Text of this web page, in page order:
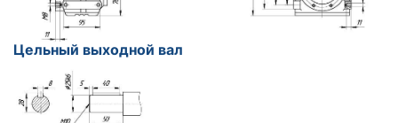
Цельный выходной вал